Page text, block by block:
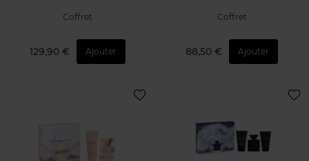
Coffret
129,90 € Ajouter
Coffret
88,50 € Ajouter